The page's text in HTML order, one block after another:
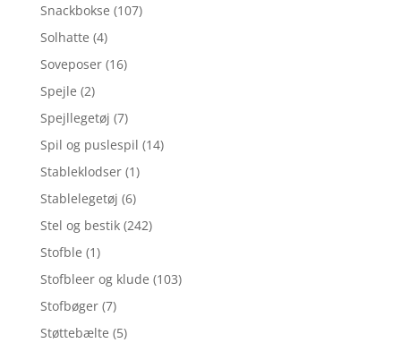
Snackbokse (107)
Solhatte (4)
Soveposer (16)
Spejle (2)
Spejllegetøj (7)
Spil og puslespil (14)
Stableklodser (1)
Stablelegetøj (6)
Stel og bestik (242)
Stofble (1)
Stofbleer og klude (103)
Stofbøger (7)
Støttebælte (5)